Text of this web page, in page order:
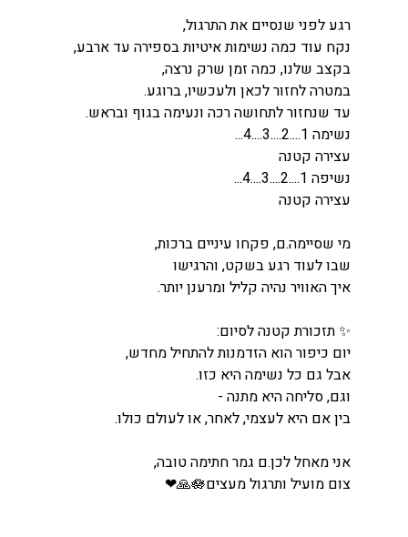
רגע לפני שנסיים את התרגול,
נקח עוד כמה נשימות איטיות בספירה עד ארבע,
בקצב שלנו, כמה זמן שרק נרצה,
במטרה לחזור לכאן ולעכשיו, ברוגע.
עד שנחזור לתחושה רכה ונעימה בגוף ובראש.
נשימה 1....2....3....4...
עצירה קטנה
נשיפה 1....2....3....4...
עצירה קטנה
מי שסיימה.ם, פקחו עיניים ברכות,
שבו לעוד רגע בשקט, והרגישו
איך האוויר נהיה קליל ומרענן יותר.
✨ תזכורת קטנה לסיום:
יום כיפור הוא הזדמנות להתחיל מחדש,
אבל גם כל נשימה היא כזו.
וגם, סליחה היא מתנה -
בין אם היא לעצמי, לאחר, או לעולם כולו.
אני מאחל לכן.ם גמר חתימה טובה,
צום מועיל ותרגול מעצים🪷🙏❤